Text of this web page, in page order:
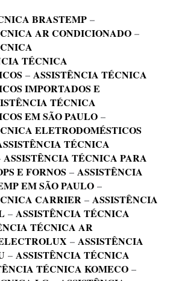
BRASTEMP –
AR CONDICIONADO –
TÉCNICA
–ASSISTÊNCIA TÉCNICA
IMPORTADOS E
TÉCNICA
EM SÃO PAULO –
ELETRODOMÉSTICOS
TÉCNICA
ASSISTÊNCIA TÉCNICA PARA
E FORNOS –ASSISTÊNCIA
EM SÃO PAULO –
CARRIER –ASSISTÊNCIA
–ASSISTÊNCIA TÉCNICA
TÉCNICA AR
–ASSISTÊNCIA
–ASSISTÊNCIA TÉCNICA
TÉCNICA KOMECO –